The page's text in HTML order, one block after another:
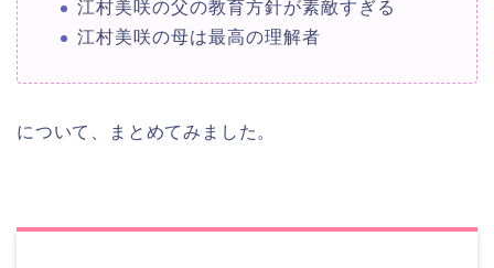
江村美咲の父の教育方針が素敵すぎる
江村美咲の母は最高の理解者
について、まとめてみました。